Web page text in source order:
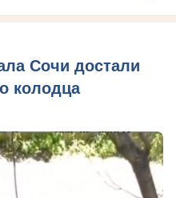
Сочи достали
колодца